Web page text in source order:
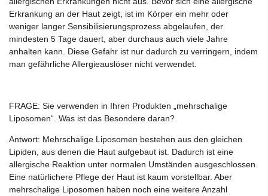
Erkrankung an der Haut zeigt, ist im Körper ein mehr oder
weniger langer Sensibilisierungsprozess abgelaufen, der
mindesten 5 Tage dauert, aber durchaus auch viele Jahre
anhalten kann. Diese Gefahr ist nur dadurch zu verringern, indem
man gefährliche Allergieauslöser nicht verwendet.
FRAGE: Sie verwenden in Ihren Produkten „mehrschalige
Liposomen“. Was ist das Besondere daran?
Antwort: Mehrschalige Liposomen bestehen aus den gleichen
Lipiden, aus denen die Haut aufgebaut ist. Dadurch ist eine
allergische Reaktion unter normalen Umständen ausgeschlossen.
Eine natürlichere Pflege der Haut ist kaum vorstellbar. Aber
mehrschalige Liposomen haben noch eine weitere Anzahl